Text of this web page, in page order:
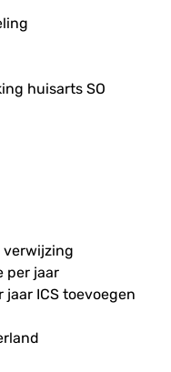
huisarts SO
per jaar
ICS toevoegen